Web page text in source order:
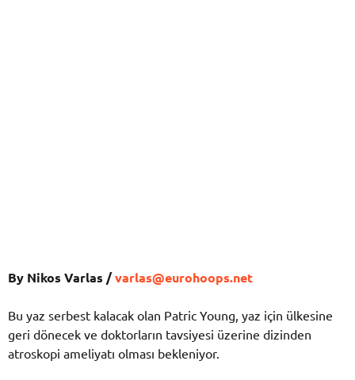
By Nikos Varlas /varlas@eurohoops.net
Bu yaz serbest kalacak olan Patric Young, yaz için ülkesine
geri dönecek ve doktorların tavsiyesi üzerine dizinden
atroskopi ameliyatı olması bekleniyor.